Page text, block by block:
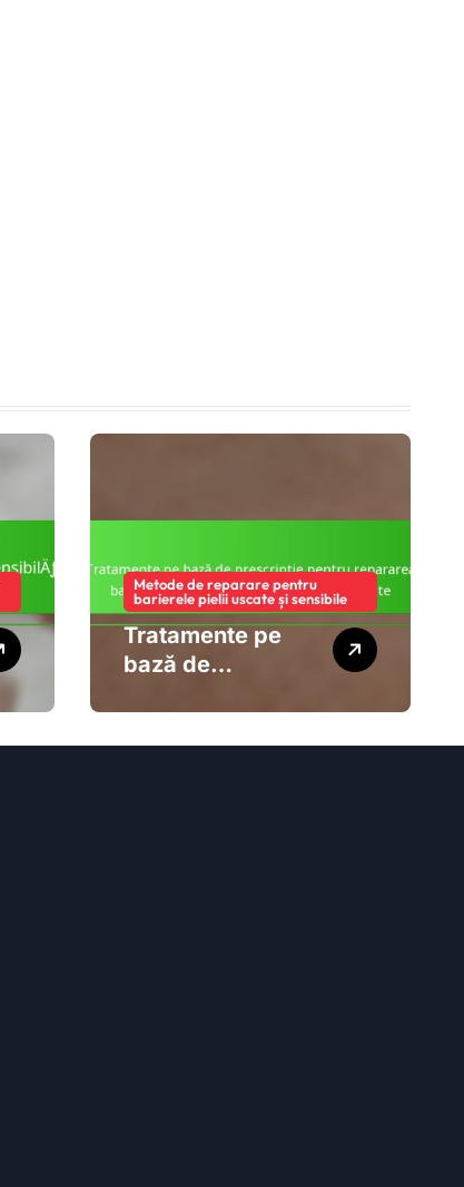
Metode de reparare pentru
barierele pielii uscate și sensibile
Tratamente pe
bază de
cutanate: opțiuni,